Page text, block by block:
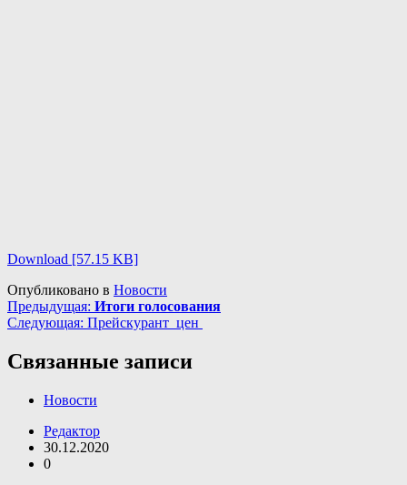
Download [57.15 KB]
Опубликовано в Новости
Навигация
по
записям
Предыдущая: Итоги голосования
Следующая: Прейскурант цен
Связанные записи
Новости
Редактор
30.12.2020
0